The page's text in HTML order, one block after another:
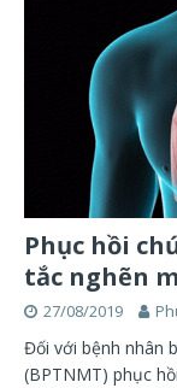
Phục hồi
tắc nghẽn
27/08/2019
Đối với bệnh nhân
(BPTNMT) phục